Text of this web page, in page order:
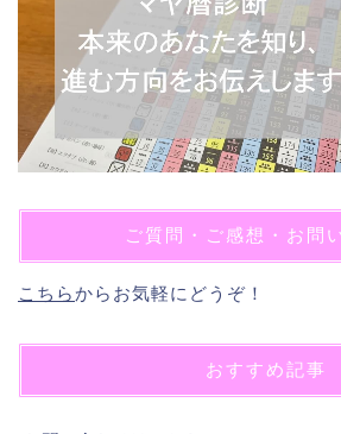
ご質問・ご感想・お問
こちらからお気軽にどうぞ！
おすすめ記事